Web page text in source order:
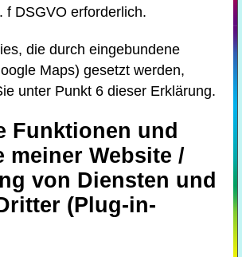
f DSGVO erforderlich.
die durch eingebundene
Maps) gesetzt werden,
unter Punkt 6 dieser Erklärung.
Funktionen und
meiner Website /
von Diensten und
(Plug-in-